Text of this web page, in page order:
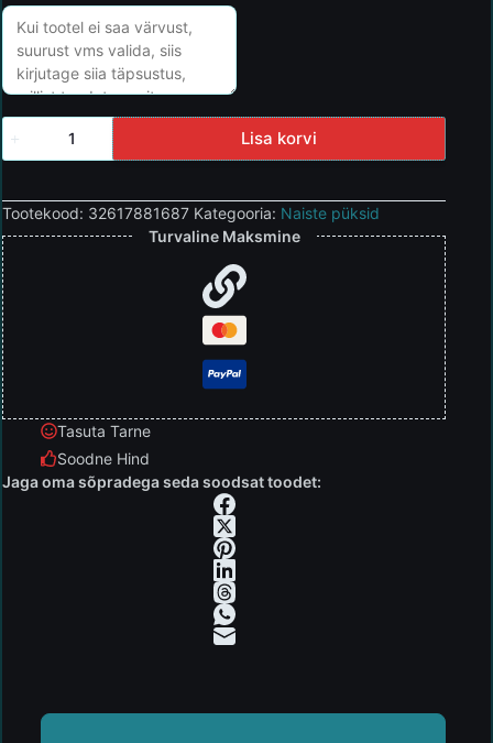
Lisa korvi
Tootekood: 32617881687 Kategooria: Naiste püksid
Turvaline Maksmine
Tasuta Tarne
Soodne Hind
Jaga oma sõpradega seda soodsat toodet: